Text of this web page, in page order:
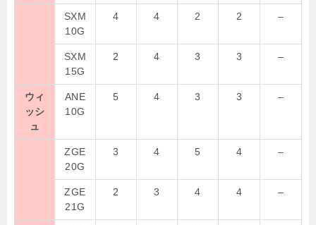
SXM
10G
4 4 2 2 –
SXM
15G
2 4 3 3 –
ウィ
ッシ
ュ
ANE
10G
5 4 3 3 –
ZGE
20G
3 4 5 4 –
ZGE
21G
2 3 4 4 –